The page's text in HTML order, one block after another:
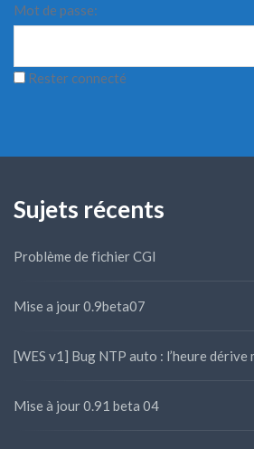
Mot de passe:
Rester connecté
Sujets récents
Problème de fichier CGI
Mise a jour 0.9beta07
[WES v1] Bug NTP auto : l’heure
Mise à jour 0.91 beta 04